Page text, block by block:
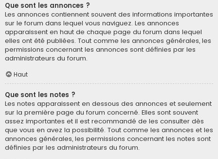
Que sont les annonces ?
Les annonces contiennent souvent des informations importantes
sur le forum dans lequel vous naviguez. Les annonces
apparaissent en haut de chaque page du forum dans lequel
elles ont été publiées. Tout comme les annonces générales, les
permissions concernant les annonces sont définies par les
administrateurs du forum.
Haut
Que sont les notes ?
Les notes apparaissent en dessous des annonces et seulement
sur la première page du forum concerné. Elles sont souvent
assez importantes et il est recommandé de les consulter dès
que vous en avez la possibilité. Tout comme les annonces et les
annonces générales, les permissions concernant les notes sont
définies par les administrateurs du forum.